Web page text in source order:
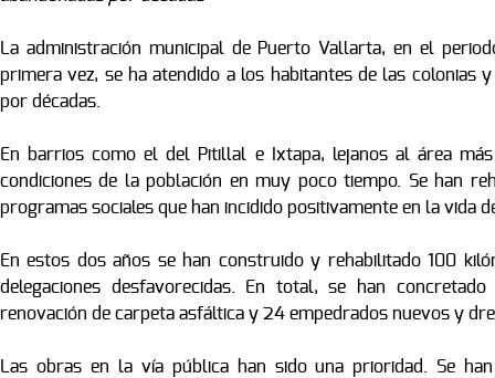
La administración municipal de Puerto Vallarta, en el
primera vez, se ha atendido a los habitantes de las colonias
por décadas.
En barrios como el del Pitillal e Ixtapa, lejanos al área
condiciones de la población en muy poco tiempo. Se han
programas sociales que han incidido positivamente en la vida
En estos dos años se han construido y rehabilitado 100
delegaciones desfavorecidas. En total, se han
renovación de carpeta asfáltica y 24 empedrados nuevos y
Las obras en la vía pública han sido una prioridad. Se